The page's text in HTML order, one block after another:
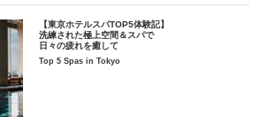
【東京ホテルスパTOP5体験記】
洗練された極上空間＆スパで
日々の疲れを癒して
Top 5 Spas in Tokyo